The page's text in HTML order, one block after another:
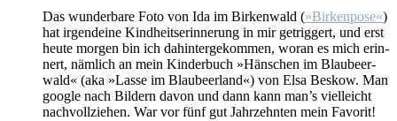
Das wun­der­ba­re Fo­to von Ida im Bir­ken­wald (»Bir­ken­po­se«)
hat ir­gend­ei­ne Kind­heits­er­in­ne­rung in mir ge­trig­gert, und erst
heu­te mor­gen bin ich da­hin­ter­ge­kom­men, wor­an es mich er­in­
nert, näm­lich an mein Kin­der­buch »Häns­chen im Blau­beer­
wald« (aka »Las­se im Blau­beer­land«) von El­sa Bes­kow. Man
goog­le nach Bil­dern da­von und dann kann man’s viel­leicht
nach­voll­zie­hen. War vor fünf gut Jahr­zehn­ten mein Fa­vo­rit!